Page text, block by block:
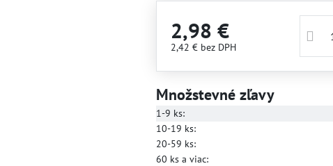
2,98 €
2,42 € bez DPH
Množstevné zľavy
1-9 ks:
10-19 ks:
20-59 ks:
60 ksa viac: